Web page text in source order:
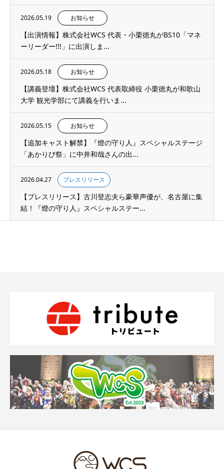
2026.05.19 お知らせ
【出演情報】株式会社WCS 代表・小栗徳丸がBS10「マネ
ーリーダー!!!」に出演しま...
2026.05.18 お知らせ
【講義登壇】株式会社WCS 代表取締役 小栗徳丸が和歌山
大学 観光学部にて講義を行いま...
2026.05.15 お知らせ
【追加キャスト解禁】『燈の守り人』スペシャルステージ
「あかりび祭」に中井和哉さんの出...
2026.04.27 プレスリリース
【プレスリリース】古川登志夫ら豪華声優が、名古屋に集
結！『燈の守り人』スペシャルステー...